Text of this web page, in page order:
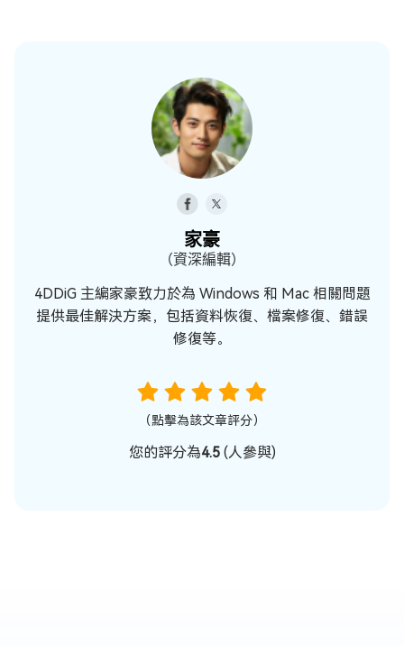
家豪
（資深編輯）
4DDiG 主編家豪致力於為 Windows 和 Mac 相關問題
提供最佳解決方案，包括資料恢復、檔案修復、錯誤
修復等。
（點擊為該文章評分）
您的評分為4.5(人參與)